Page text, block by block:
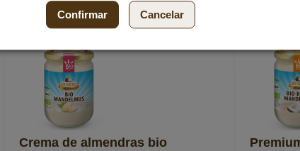
Crema de almendras bio
Confirmar Cancelar